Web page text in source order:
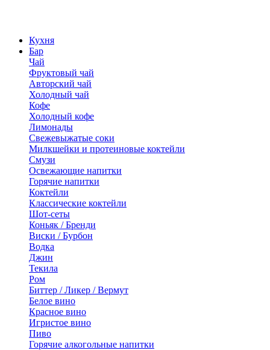
Кухня
Бар
Чай
Фруктовый чай
Авторский чай
Холодный чай
Кофе
Холодный кофе
Лимонады
Свежевыжатые соки
Милкшейки и протеиновые коктейли
Смузи
Освежающие напитки
Горячие напитки
Коктейли
Классические коктейли
Шот-сеты
Коньяк / Бренди
Виски / Бурбон
Водка
Джин
Текила
Ром
Биттер / Ликер / Вермут
Белое вино
Красное вино
Игристое вино
Пиво
Горячие алкогольные напитки